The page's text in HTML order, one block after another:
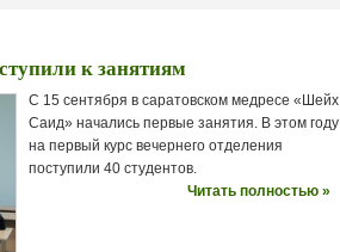
к занятиям
С 15 сентября в саратовском медресе «Шейх
Саид» начались первые занятия. В этом году
на первый курс вечернего отделения
поступили 40 студентов.
Читать полностью »